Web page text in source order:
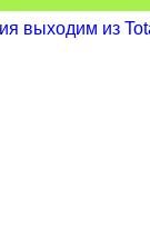
выходим из